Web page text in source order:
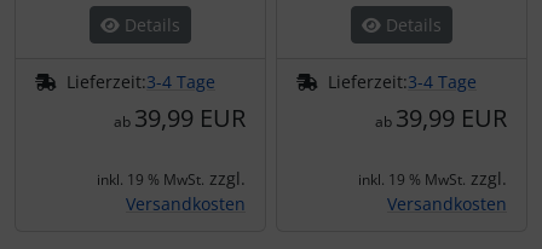
Details
Lieferzeit:3-4 Tage
ab 39,99 EUR
inkl. 19 % MwSt. zzgl.
Versandkosten
Details
Lieferzeit:3-4 Tage
ab 39,99 EUR
inkl. 19 % MwSt. zzgl.
Versandkosten